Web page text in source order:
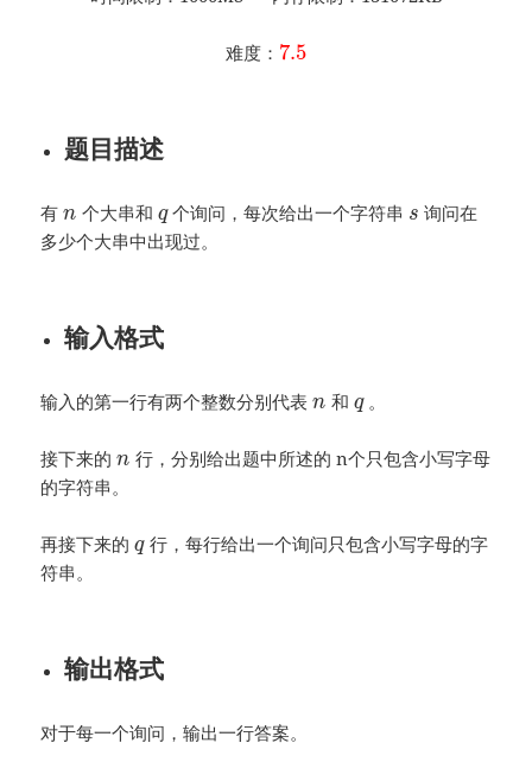
难度： 7.5
题目描述
有n 个大串和 q个询问，每次给出一个字符串 s 询问在
多少个大串中出现过。
输入格式
输入的第一行有两个整数分别代表n 和 q。
接下来的n 行，分别给出题中所述的 n个只包含小写字母
的字符串。
再接下来的q行，每行给出一个询问只包含小写字母的字
符串。
输出格式
对于每一个询问，输出一行答案。